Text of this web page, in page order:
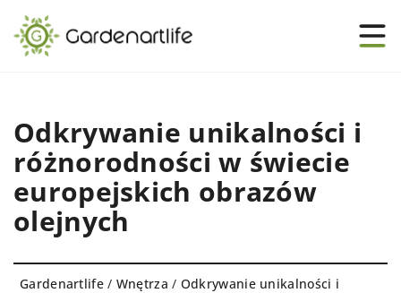
Odkrywanie unikalności i
różnorodności w świecie
europejskich obrazów
olejnych
Gardenartlife/ Wnętrza / Odkrywanie unikalności i